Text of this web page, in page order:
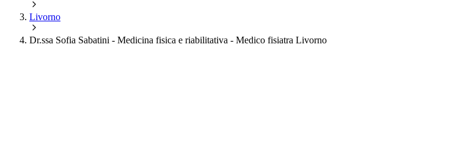
Livorno
Dr.ssa Sofia Sabatini - Medicina fisica e riabilitativa - Medico fisiatra Livorno